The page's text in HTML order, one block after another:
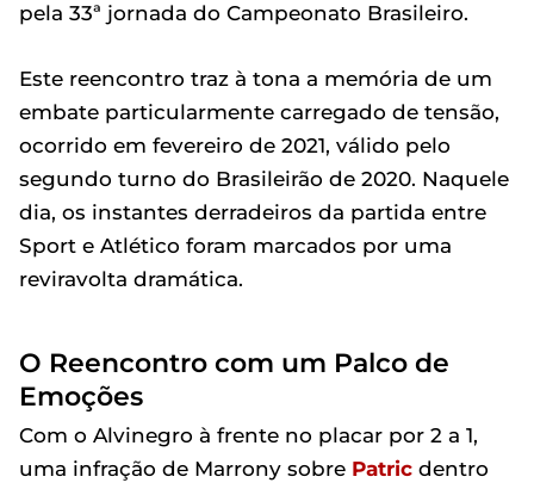
pela 33ª jornada do Campeonato Brasileiro.
Este reencontro traz à tona a memória de um
embate particularmente carregado de tensão,
ocorrido em fevereiro de 2021, válido pelo
segundo turno do Brasileirão de 2020. Naquele
dia, os instantes derradeiros da partida entre
Sport e Atlético foram marcados por uma
reviravolta dramática.
O Reencontro com um Palco de
Emoções
Com o Alvinegro à frente no placar por 2 a 1,
uma infração de Marrony sobre Patric dentro